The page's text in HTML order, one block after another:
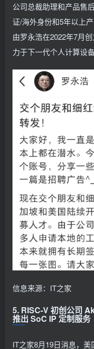
公司总裁助理和产品售
证/海外身份和5年以上
由罗永浩在2022年7月
力于下一代个人计算设
信息来源：IT之家
5. RISC-V 初创公司
推出 SoC IP 定制服务
IT之家8月19日消息，